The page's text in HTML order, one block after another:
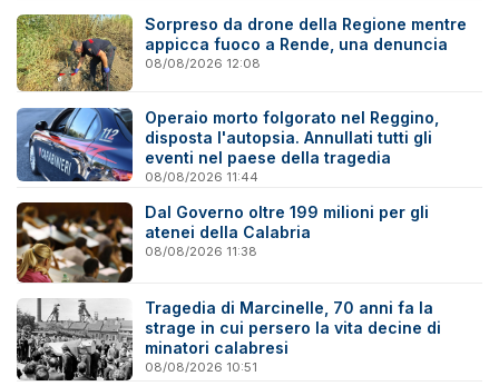
Sorpreso da drone della Regione mentre
appicca fuoco a Rende, una denuncia
08/08/2026 12:08
Operaio morto folgorato nel Reggino,
disposta l'autopsia. Annullati tutti gli
eventi nel paese della tragedia
08/08/2026 11:44
Dal Governo oltre 199 milioni per gli
atenei della Calabria
08/08/2026 11:38
Tragedia di Marcinelle, 70 anni fa la
strage in cui persero la vita decine di
minatori calabresi
08/08/2026 10:51